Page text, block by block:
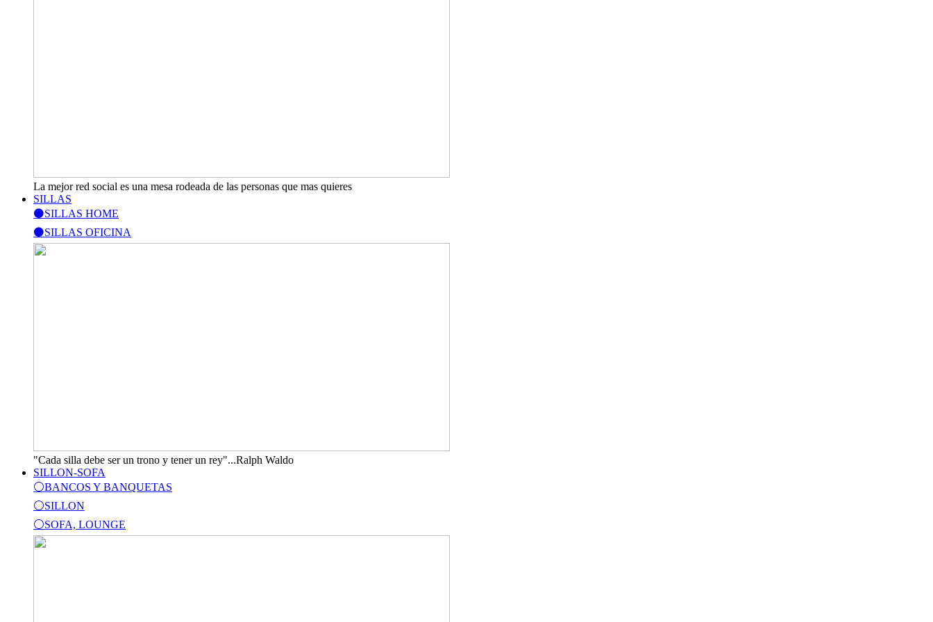
La mejor red social es una mesa rodeada de las personas que mas quieres
SILLAS
⚫SILLAS HOME
⚫SILLAS OFICINA
"Cada silla debe ser un trono y tener un rey"...Ralph Waldo
SILLON-SOFA
⚪BANCOS Y BANQUETAS
⚪SILLON
⚪SOFA, LOUNGE